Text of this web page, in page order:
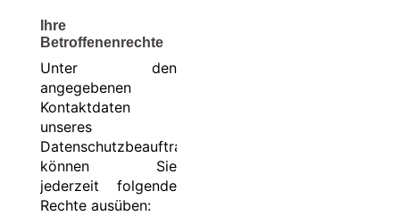
Ihre
Betroffenenrechte
Unter den
angegebenen
Kontaktdaten
unseres
Datenschutzbeauftragten
können Sie
jederzeit folgende
Rechte ausüben: